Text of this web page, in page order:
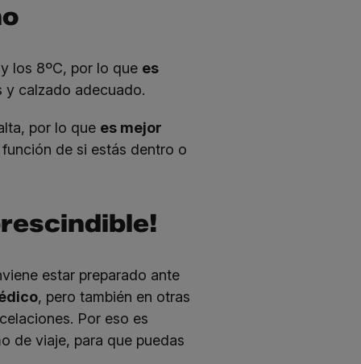
los 8ºC, por lo que es
calzado adecuado.
por lo que es mejor
de si estás dentro o
estar preparado ante
, pero también en otras
Por eso es
de viaje, para que puedas